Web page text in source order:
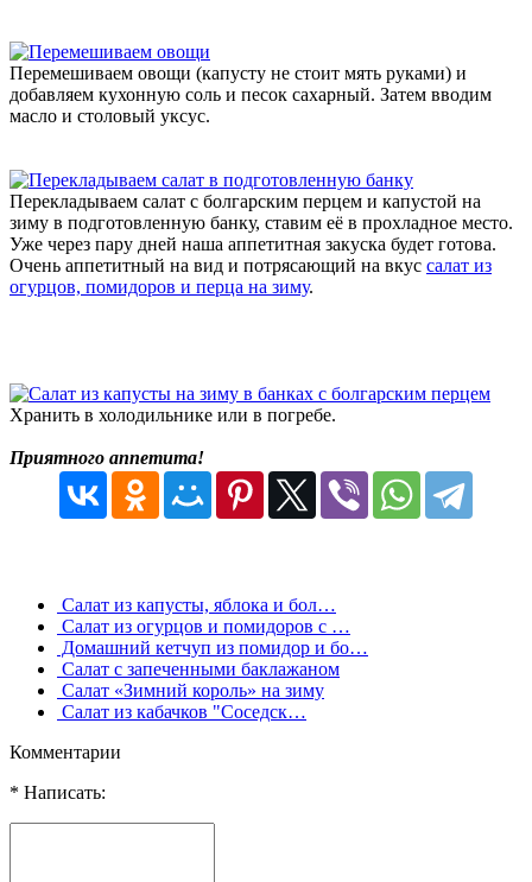
Перемешиваем овощи (капусту не стоит мять руками) и
добавляем кухонную соль и песок сахарный. Затем вводим
масло и столовый уксус.
Перекладываем салат с болгарским перцем и капустой на
зиму в подготовленную банку, ставим её в прохладное место.
Уже через пару дней наша аппетитная закуска будет готова.
Очень аппетитный на вид и потрясающий на вкус салат из
огурцов, помидоров и перца на зиму.
Хранить в холодильнике или в погребе.
Приятного аппетита!
Салат из капусты, яблока и бол…
Салат из огурцов и помидоров с …
Домашний кетчуп из помидор и бо…
Салат с запеченными баклажаном
Салат «Зимний король» на зиму
Салат из кабачков "Соседск…
Комментарии
* Написать: